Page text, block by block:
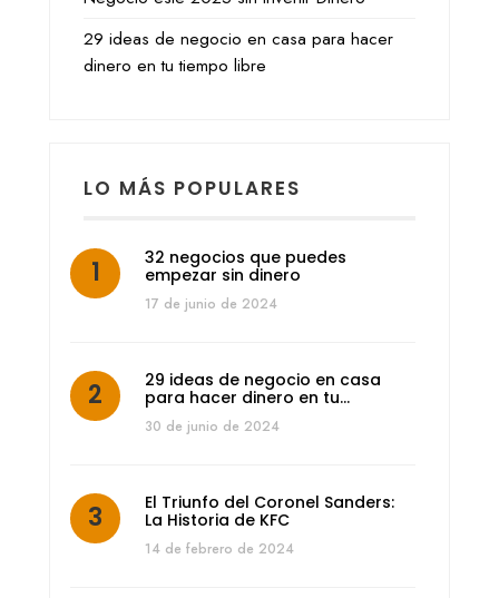
29 ideas de negocio en casa para hacer
dinero en tu tiempo libre
LO MÁS POPULARES
32 negocios que puedes
empezar sin dinero
17 de junio de 2024
29 ideas de negocio en casa
para hacer dinero en tu…
30 de junio de 2024
El Triunfo del Coronel Sanders:
La Historia de KFC
14 de febrero de 2024